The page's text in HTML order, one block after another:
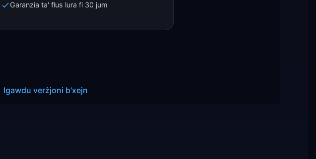
Garanzia ta' flus lura fi 30 jum
Igawdu verżjoni b'xejn